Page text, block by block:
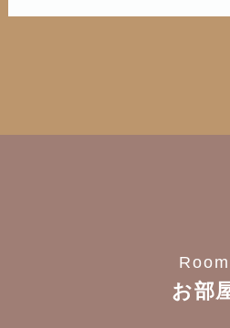
Room
お部